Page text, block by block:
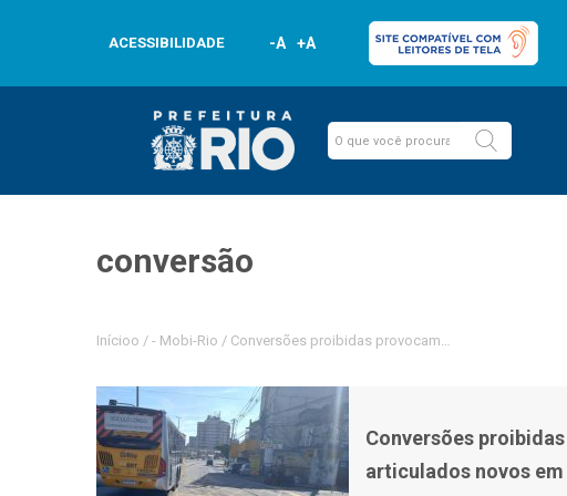
ACESSIBILIDADE -A +A
conversão
Inícioo / - Mobi-Rio / Conversões proibidas provocam dois acidentes
Conversões
articulados novos